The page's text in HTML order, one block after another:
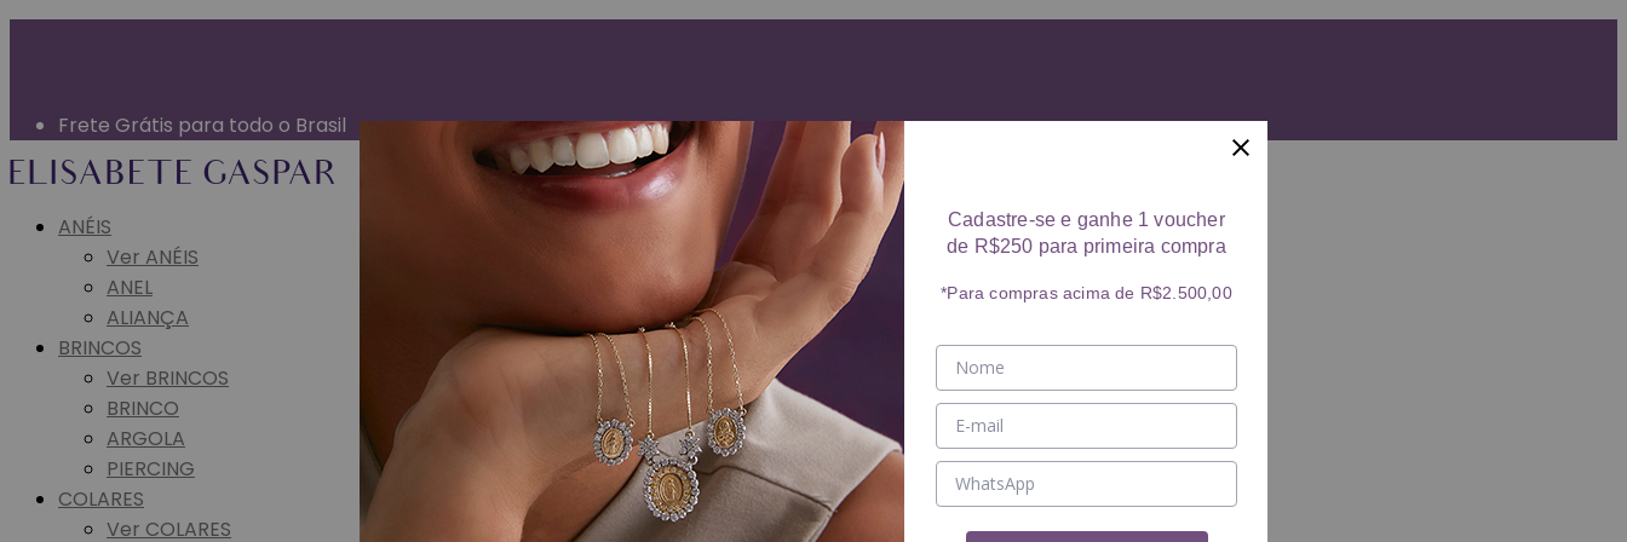
Frete Grátis para todo o Brasil
ANÉIS
Ver ANÉIS
ANEL
ALIANÇA
BRINCOS
Ver BRINCOS
BRINCO
ARGOLA
PIERCING
COLARES
Ver COLARES
Cadastre-se e ganhe 1 voucher
de R$250 para primeira compra
*Para compras acima de R$2.500,00